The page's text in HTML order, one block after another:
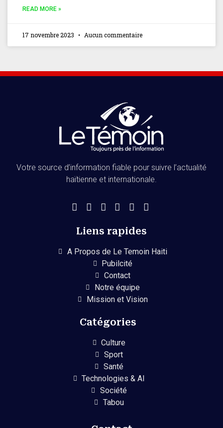
READ MORE »
17 novembre 2023 Aucun commentaire
Votre source d’information fiable pour suivre l’actualité
haïtienne et internationale.
Liens rapides
A Propos de Le Temoin Haiti
Pubilcité
Contact
Notre équipe
Mission et Vision
Catégories
Culture
Sport
Santé
Technologies & AI
Société
Tabou